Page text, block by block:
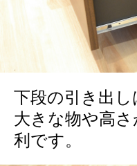
下段の引き出し
大きな物や高
利です。